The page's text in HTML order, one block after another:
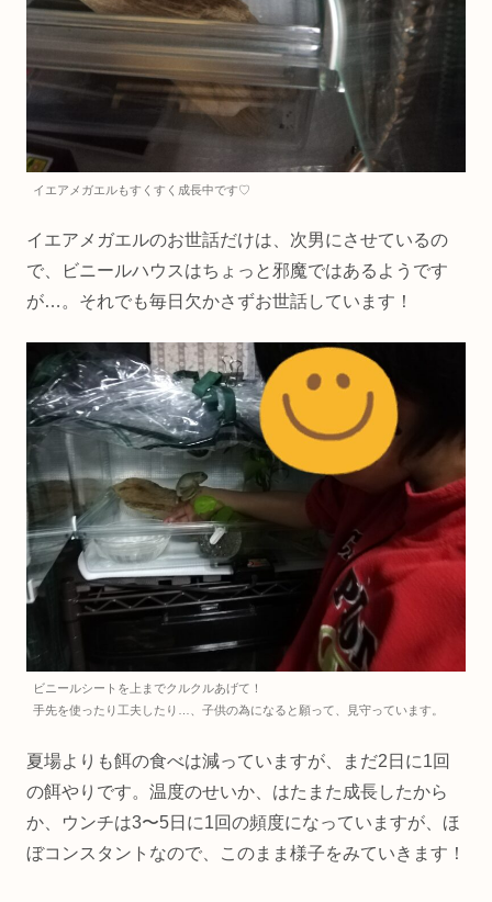
イエアメガエルもすくすく成長中です♡
イエアメガエルのお世話だけは、次男にさせているの
で、ビニールハウスはちょっと邪魔ではあるようです
が…。それでも毎日欠かさずお世話しています！
ビニールシートを上までクルクルあげて！
手先を使ったり工夫したり…、子供の為になると願って、見守っています。
夏場よりも餌の食べは減っていますが、まだ2日に1回
の餌やりです。温度のせいか、はたまた成長したから
か、ウンチは3〜5日に1回の頻度になっていますが、ほ
ぼコンスタントなので、このまま様子をみていきます！